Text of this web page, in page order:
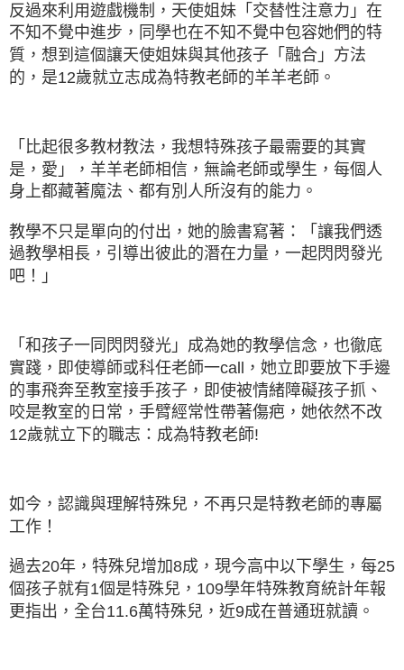
反過來利用遊戲機制， 天使姐妹「交替性注意力」在
不知不覺中進步， 同學也在不知不覺中包容她們的特
質， 想到這個讓天使姐妹與其他孩子「融合」方法
的， 是12歲就立志成為特教老師的羊羊老師。
「比起很多教材教法，我想特殊孩子最需要的其實
是，愛」， 羊羊老師相信，無論老師或學生，每個人
身上都藏著魔法、都有別人所沒有的能力。
教學不只是單向的付出，她的臉書寫著：
「讓我們透
過教學相長，引導出彼此的潛在力量，一起閃閃發光
吧！」
「和孩子一同閃閃發光」成為她的教學信念，也徹底
實踐， 即使導師或科任老師一call，她立即要放下手邊
的事飛奔至教室接手孩子， 即使被情緒障礙孩子抓、
咬是教室的日常，手臂經常性帶著傷疤， 她依然不改
12歲就立下的職志：成為特教老師!
如今，認識與理解特殊兒，不再只是特教老師的專屬
工作！
過去20年，特殊兒增加8成， 現今高中以下學生，每25
個孩子就有1個是特殊兒， 109學年特殊教育統計年報
更指出，全台11.6萬特殊兒，近9成在普通班就讀。